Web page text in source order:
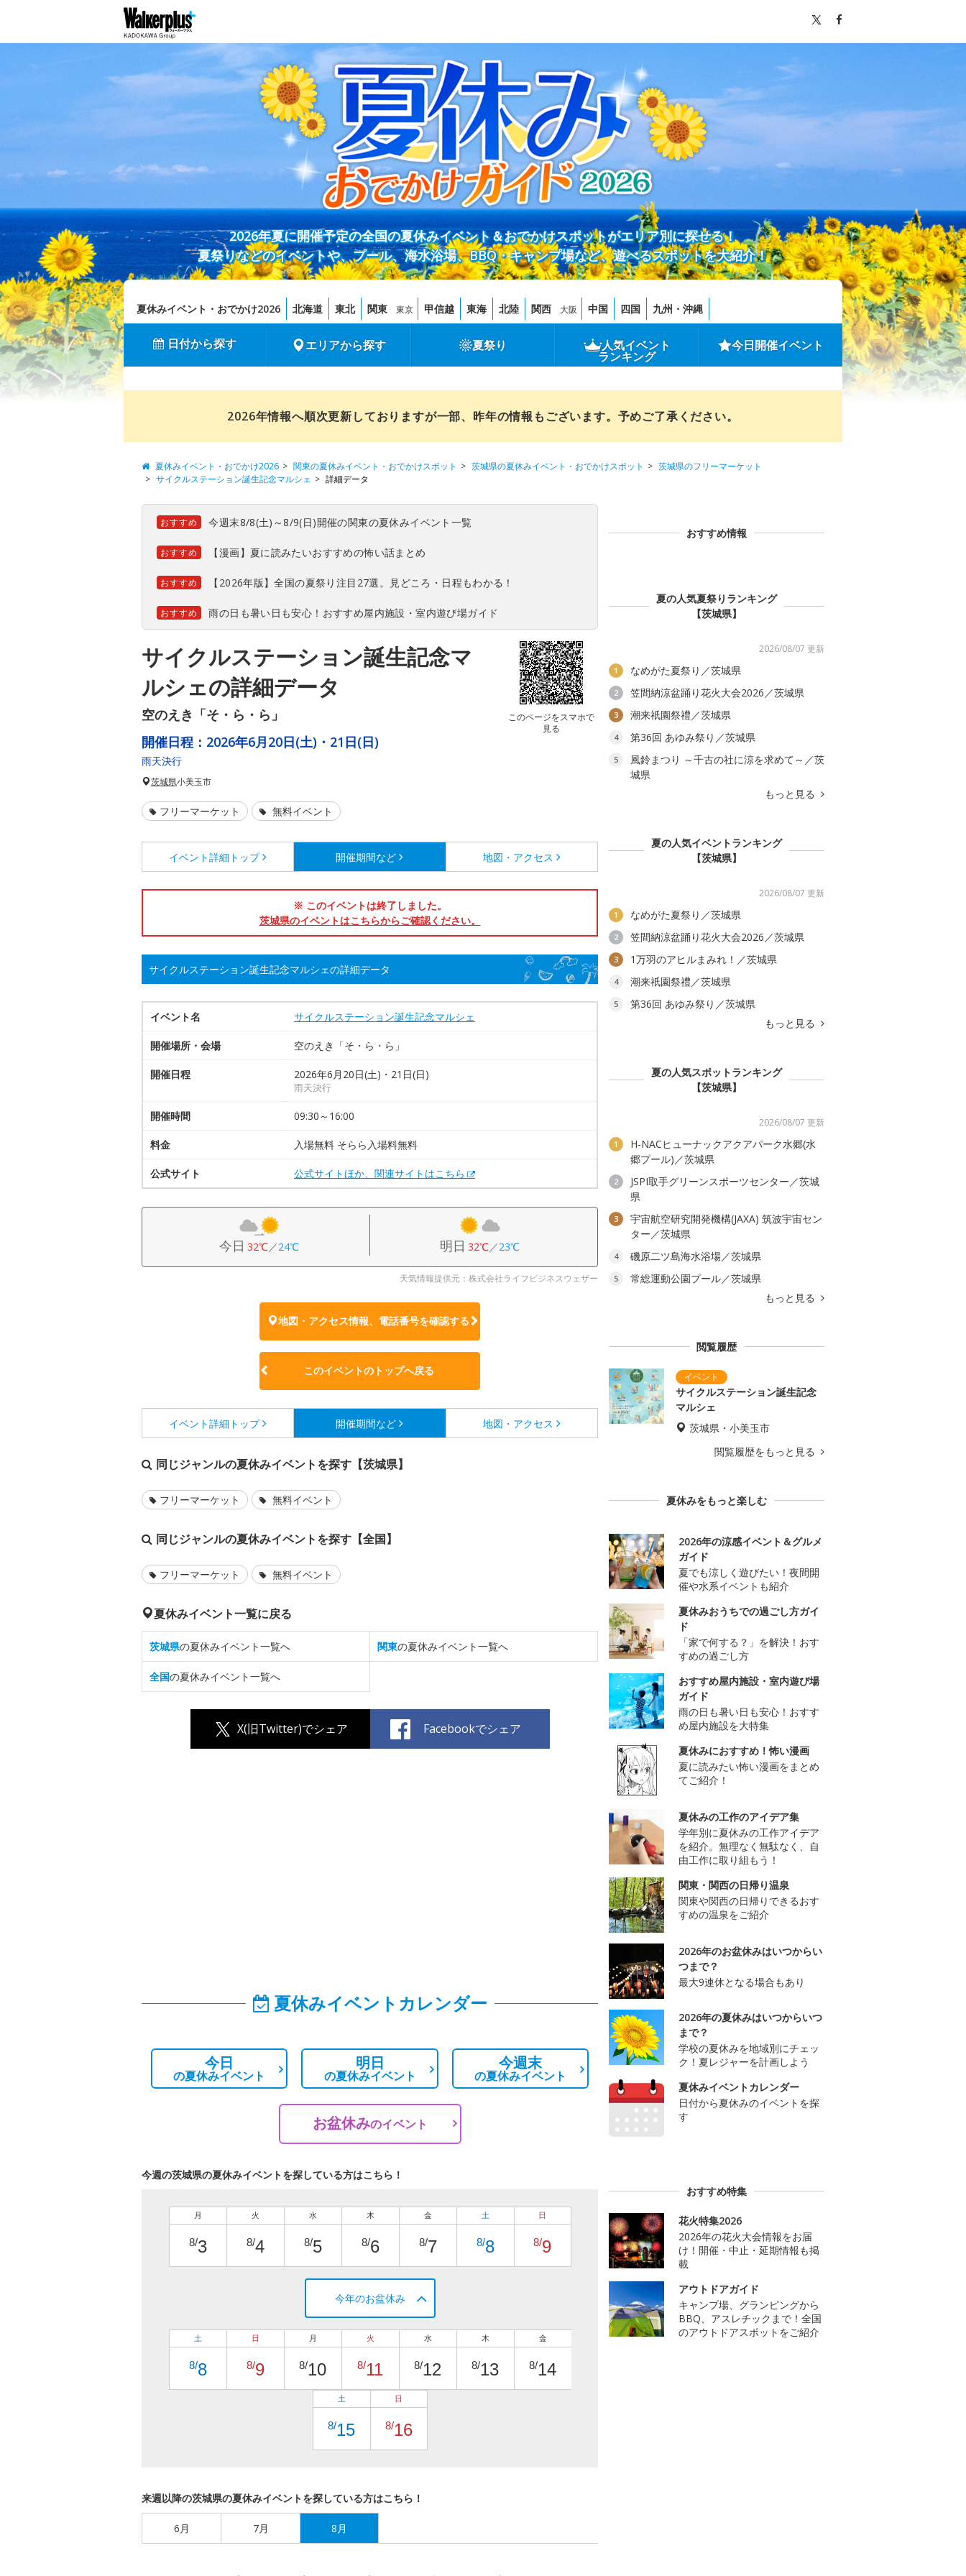
2026年夏に開催予定の全国の夏休みイベント＆おでかけスポットがエリア別に探せる！
夏祭りなどのイベントや、プール、海水浴場、BBQ・キャンプ場など、遊べるスポットを大紹介！
夏休みイベント・おでかけ2026 北海道 東北 関東 東京 甲信越 東海 北陸 関西 大阪 中国 四国 九州・沖縄
日付から探す エリアから探す 夏祭り 人気イベント
ランキング
今日開催イベント
2026年情報へ順次更新しておりますが一部、昨年の情報もございます。予めご了承ください。
夏休みイベント・おでかけ2026 関東の夏休みイベント・おでかけスポット 茨城県の夏休みイベント・おでかけスポット
茨城県のフリーマーケット
サイクルステーション誕生記念マルシェ
詳細データ
おすすめ 今週末8/8(土)～8/9(日)開催の関東の夏休みイベント一覧
おすすめ 【漫画】夏に読みたいおすすめの怖い話まとめ
おすすめ 【2026年版】全国の夏祭り注目27選。見どころ・日程もわかる！
おすすめ 雨の日も暑い日も安心！おすすめ屋内施設・室内遊び場ガイド
サイクルステーション誕生記念マ
ルシェの詳細データ
空のえき「そ・ら・ら」
このページをスマホで
見る
開催日程： 2026年6月20日(土)・21日(日)
雨天決行
茨城県小美玉市
フリーマーケット 無料イベント
イベント詳細 トップ 開催期間など 地図・アクセス
※ このイベントは終了しました。
茨城県のイベントはこちらからご確認ください。
サイクルステーション誕生記念マルシェの詳細データ
イベント名 サイクルステーション誕生記念マルシェ
開催場所・会場 空のえき「そ・ら・ら」
開催日程 2026年6月20日(土)・21日(日)
雨天決行
開催時間 09:30～16:00
料金 入場無料 そらら入場料無料
公式サイト 公式サイトほか、関連サイトはこちら
今日 32℃／24℃ 明日 32℃／23℃
天気情報提供元：株式会社ライフビジネスウェザー
地図・アクセス情報、電話番号を確認する
このイベントのトップへ戻る
イベント詳細 トップ 開催期間など 地図・アクセス
同じジャンルの夏休みイベントを探す【茨城県】
フリーマーケット 無料イベント
同じジャンルの夏休みイベントを探す【全国】
フリーマーケット 無料イベント
夏休みイベント一覧に戻る
茨城県の夏休みイベント一覧へ 関東の夏休みイベント一覧へ
全国の夏休みイベント一覧へ
X(旧Twitter)でシェア Facebookでシェア
夏休みイベントカレンダー
今日
の夏休みイベント
明日
の夏休みイベント
今週末
の夏休みイベント
お盆休みのイベント
今週の茨城県の夏休みイベントを探している方はこちら！
月
8/3
火
8/4
水
8/5
木
8/6
金
8/7
土
8/8
日
8/9
今年のお盆休み
土
8/8
日
8/9
月
8/10
火
8/11
水
8/12
木
8/13
金
8/14
土
8/15
日
8/16
来週以降の茨城県の夏休みイベントを探している方はこちら！
6月 7月 8月
おすすめ情報
夏の人気夏祭りランキング
【茨城県】
2026/08/07 更新
1 なめがた夏祭り／茨城県
2 笠間納涼盆踊り花火大会2026／茨城県
3 潮来祇園祭禮／茨城県
4 第36回 あゆみ祭り／茨城県
5
風鈴まつり ～千古の社に涼を求めて～／茨
城県
もっと見る
夏の人気イベントランキング
【茨城県】
2026/08/07 更新
1 なめがた夏祭り／茨城県
2 笠間納涼盆踊り花火大会2026／茨城県
3 1万羽のアヒルまみれ！／茨城県
4 潮来祇園祭禮／茨城県
5
第36回 あゆみ祭り／茨城県
もっと見る
夏の人気スポットランキング
【茨城県】
2026/08/07 更新
1
H-NACヒューナックアクアパーク水郷(水
郷プール)／茨城県
2
JSPI取手グリーンスポーツセンター／茨城
県
3
宇宙航空研究開発機構(JAXA) 筑波宇宙セン
ター／茨城県
4 磯原二ツ島海水浴場／茨城県
5
常総運動公園プール／茨城県
もっと見る
閲覧履歴
サイクルステーション誕生記念
マルシェ
茨城県・小美玉市
閲覧履歴をもっと見る
夏休みをもっと楽しむ
2026年の涼感イベント＆グルメ
ガイド
夏でも涼しく遊びたい！夜間開
催や水系イベントも紹介
夏休みおうちでの過ごし方ガイ
ド
「家で何する？」を解決！おす
すめの過ごし方
おすすめ屋内施設・室内遊び場
ガイド
雨の日も暑い日も安心！おすす
め屋内施設を大特集
夏休みにおすすめ！怖い漫画
夏に読みたい怖い漫画をまとめ
てご紹介！
夏休みの工作のアイデア集
学年別に夏休みの工作アイデア
を紹介。無理なく無駄なく、自
由工作に取り組もう！
関東・関西の日帰り温泉
関東や関西の日帰りできるおす
すめの温泉をご紹介
2026年のお盆休みはいつからい
つまで？
最大9連休となる場合もあり
2026年の夏休みはいつからいつ
まで？
学校の夏休みを地域別にチェッ
ク！夏レジャーを計画しよう
夏休みイベントカレンダー
日付から夏休みのイベントを探
す
おすすめ特集
花火特集2026
2026年の花火大会情報をお届
け！開催・中止・延期情報も掲
載
アウトドアガイド
キャンプ場、グランピングから
BBQ、アスレチックまで！全国
のアウトドアスポットをご紹介